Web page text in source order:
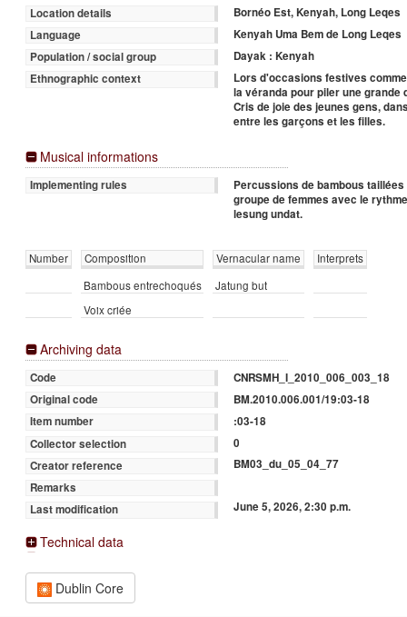
Location details
Bornéo Est, Kenyah, Long Leqes
Language
Kenyah Uma Bem de Long Leqes
Population / social group
Dayak : Kenyah
Ethnographic context
Lors d'occasions festives
la véranda pour piler une grande
Cris de joie des jeunes gens,
entre les garçons et les filles.
Musical informations
Implementing rules
Percussions de bambous
groupe de femmes avec le
lesung undat.
Number Composition Vernacular name
Interprets
Bambous entrechoqués
Jatung but
Voix criée
Archiving data
Code
CNRSMH_I_2010_006_003_18
Original code
BM.2010.006.001/19:03-18
Item number
:03-18
Collector selection
0
Creator reference
BM03_du_05_04_77
Remarks
Last modification
June 5, 2026, 2:30 p.m.
Technical data
Dublin Core